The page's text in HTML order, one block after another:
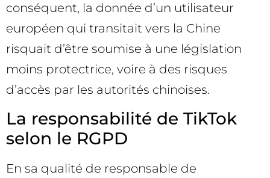
conséquent, la donnée d’un utilisateur
européen qui transitait vers la Chine
risquait d’être soumise à une législation
moins protectrice, voire à des risques
d’accès par les autorités chinoises.
La responsabilité de TikTok
selon le RGPD
En sa qualité de responsable de